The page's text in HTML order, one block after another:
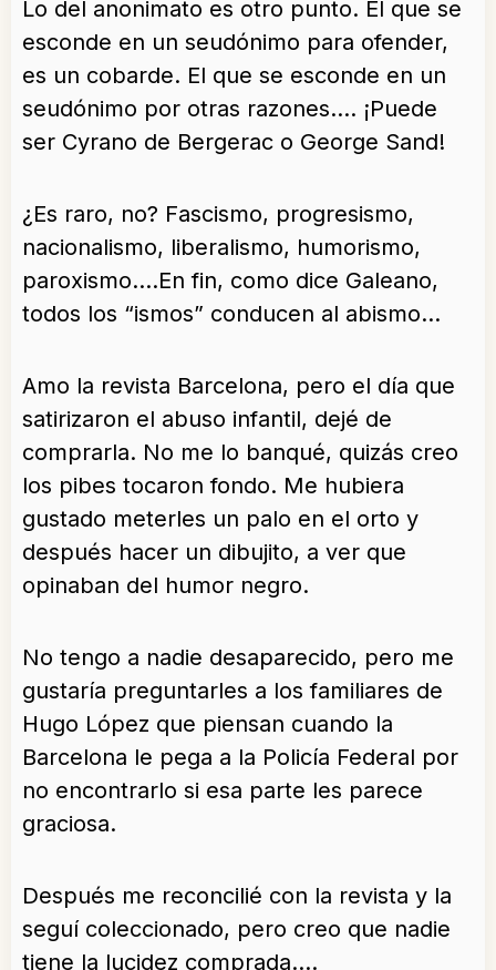
Lo del anonimato es otro punto. El que se
esconde en un seudónimo para ofender,
es un cobarde. El que se esconde en un
seudónimo por otras razones…. ¡Puede
ser Cyrano de Bergerac o George Sand!
¿Es raro, no? Fascismo, progresismo,
nacionalismo, liberalismo, humorismo,
paroxismo….En fin, como dice Galeano,
todos los “ismos” conducen al abismo…
Amo la revista Barcelona, pero el día que
satirizaron el abuso infantil, dejé de
comprarla. No me lo banqué, quizás creo
los pibes tocaron fondo. Me hubiera
gustado meterles un palo en el orto y
después hacer un dibujito, a ver que
opinaban del humor negro.
No tengo a nadie desaparecido, pero me
gustaría preguntarles a los familiares de
Hugo López que piensan cuando la
Barcelona le pega a la Policía Federal por
no encontrarlo si esa parte les parece
graciosa.
Después me reconcilié con la revista y la
seguí coleccionado, pero creo que nadie
tiene la lucidez comprada….